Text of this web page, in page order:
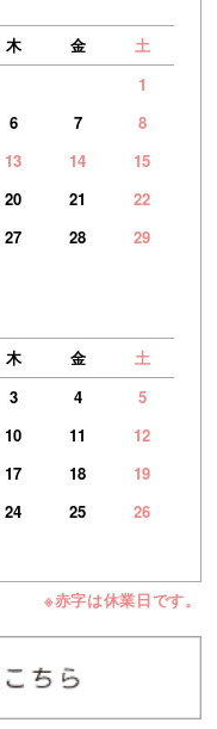
木 金
土
1
6 7
8
13 14
15
20 21
22
27 28
29
木 金
土
3 4
5
10 11
12
17 18
19
24 25
26
※赤字は休業日です。